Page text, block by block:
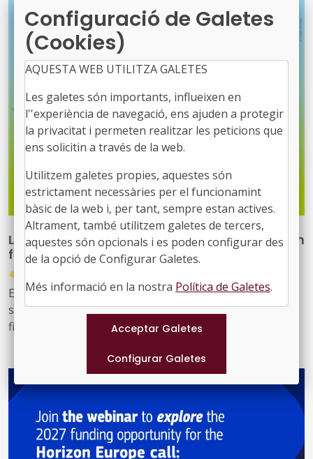
La UE finança 117 projectes de recerca per a un
futur més verd amb 742 milions d'euros
●
Els projectes, que ja han signat els convenis de
subvenció amb la Comissió, compten amb un
finançament conjunt de 742,5 milions d'euros i
front a la degradació ambiental, ajudant a revertir la
pèrdua de biodiversitat i millorant la gestió dels
recursos naturals.
Configuració de Galetes
(Cookies)
AQUESTA WEB UTILITZA GALETES
Les galetes són importants, influeixen en
l''experiència de navegació, ens ajuden a protegir
la privacitat i permeten realitzar les peticions que
ens solicitin a través de la web.
Utilitzem galetes propies, aquestes són
estrictament necessàries per el funcionamint
bàsic de la web i, per tant, sempre estan actives.
Altrament, també utilitzem galetes de tercers,
aquestes són opcionals i es poden configurar des
de la opció de Configurar Galetes.
Més informació en la nostra Política de Galetes.